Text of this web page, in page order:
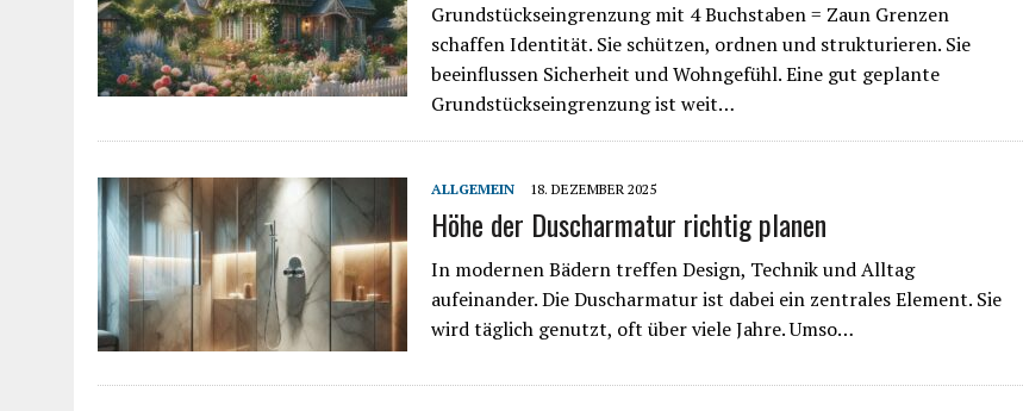
Grundstückseingrenzung mit 4 Buchstaben = Zaun Grenzen
schaffen Identität. Sie schützen, ordnen und strukturieren. Sie
beeinflussen Sicherheit und Wohngefühl. Eine gut geplante
Grundstückseingrenzung ist weit…
ALLGEMEIN 18. DEZEMBER 2025
Höhe der Duscharmatur richtig planen
In modernen Bädern treffen Design, Technik und Alltag
aufeinander. Die Duscharmatur ist dabei ein zentrales Element. Sie
wird täglich genutzt, oft über viele Jahre. Umso…